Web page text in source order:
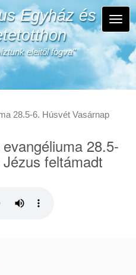
Egyház és
eleitől fogva"
28.5-6. Húsvét Vasárnap
28.5-
feltámadt